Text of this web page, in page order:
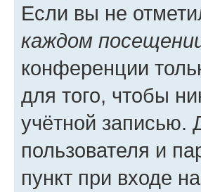
Если вы не
каждом
конференции
для того, чтобы
учётной записью.
пользователя и
пункт при входе